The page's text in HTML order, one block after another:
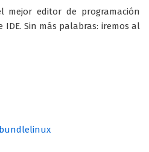
mejor editor de programación
IDE. Sin más palabras: iremos al
linux